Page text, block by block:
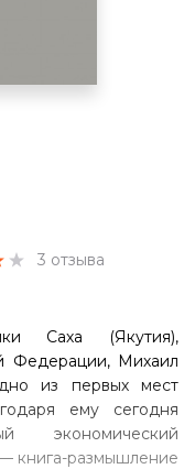
3 отзыва
Саха (Якутия),
Федерации, Михаил
из первых мест
ему сегодня
экономический
книга-размышление